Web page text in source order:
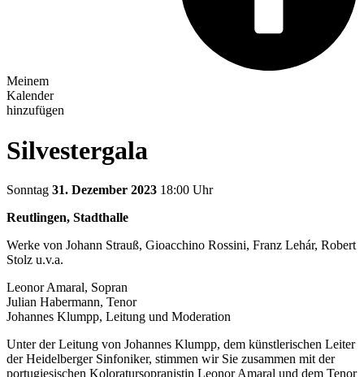
Meinem
Kalender
hinzufügen
Silvestergala
Sonntag 31. Dezember 2023 18:00 Uhr
Reutlingen, Stadthalle
Werke von Johann Strauß, Gioacchino Rossini, Franz Lehár, Robert
Stolz u.v.a.
Leonor Amaral, Sopran
Julian Habermann, Tenor
Johannes Klumpp, Leitung und Moderation
Unter der Leitung von Johannes Klumpp, dem künstlerischen Leiter
der Heidelberger Sinfoniker, stimmen wir Sie zusammen mit der
portugiesischen Koloratursopranistin Leonor Amaral und dem Tenor